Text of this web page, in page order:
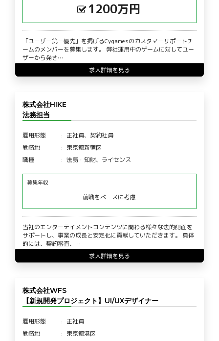
1200万円
「ユーザー第一優先」を掲げるCygamesのカスタマーサポートチ
ームのメンバーを募集します。 弊社運用中のゲームに対してユー
ザーから発さ…
求人詳細を見る
株式会社HIKE
法務担当
雇用形態
正社員、契約社員
勤務地
東京都新宿区
職種
法務・知財、ライセンス
募集年収
前職をベースに考慮
当社のエンターテイメントコンテンツに関わる様々な法的側面を
サポートし、事業の成長と安定化に貢献していただきます。 具体
的には、契約審査、…
求人詳細を見る
株式会社WFS
【新規開発プロジェクト】UI/UXデザイナー
雇用形態
正社員
勤務地
東京都港区